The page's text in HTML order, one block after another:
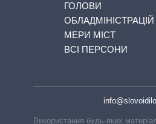
ГОЛОВИ
ОБЛАДМІНІСТРАЦІЙ
МЕРИ МІСТ
ВСІ ПЕРСОНИ
Використання будь-яких